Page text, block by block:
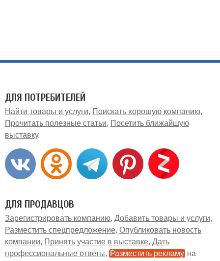
ДЛЯ ПОТРЕБИТЕЛЕЙ
Найти товары и услуги
Поискать хорошую компанию
Прочитать полезные статьи
Посетить ближайшую
выставку
ДЛЯ ПРОДАВЦОВ
Зарегистрировать компанию Добавить товары и услуги
Разместить спецпредложение Опубликовать новость
компании
Принять участие в выставке Дать
профессиональные ответы
Разместить рекламу на